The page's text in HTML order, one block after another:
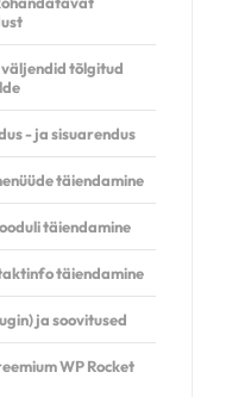
väljendid tõlgitud
- ja sisuarendus
täiendamine
täiendamine
täiendamine
ja soovitused
WP Rocket